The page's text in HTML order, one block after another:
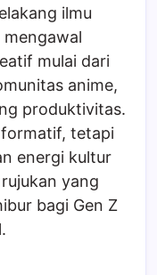
ilmu
mulai dari
anime,
produktivitas.
tetapi
energi kultur
yang
bagi Gen Z